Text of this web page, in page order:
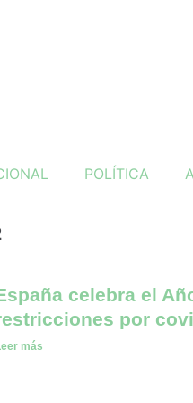
POLÍTICA
celebra el
por
más